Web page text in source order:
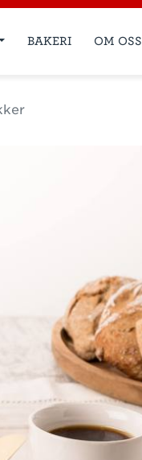
BAKERI OM OSS